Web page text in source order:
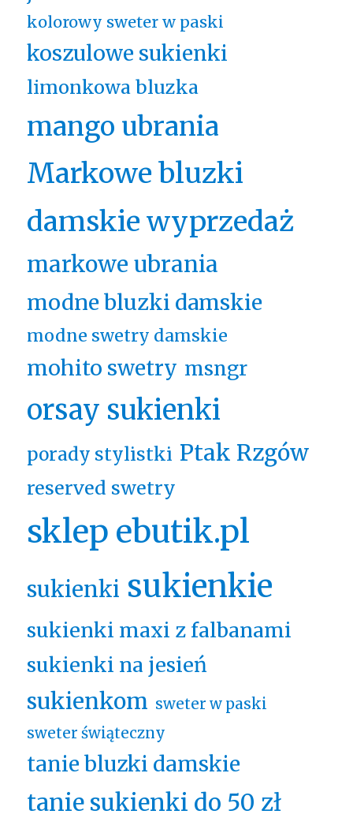
kolorowy sweter w paski
koszulowe sukienki
limonkowa bluzka
mango ubrania
Markowe bluzki
damskie wyprzedaż
markowe ubrania
modne bluzki damskie
modne swetry damskie
mohito swetry msngr
orsay sukienki
porady stylistki Ptak Rzgów
reserved swetry
sklep ebutik.pl
sukienki sukienkie
sukienki maxi z falbanami
sukienki na jesień
sukienkom sweter w paski
sweter świąteczny
tanie bluzki damskie
tanie sukienki do 50 zł